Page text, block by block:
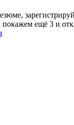
покажем ещё 3 и